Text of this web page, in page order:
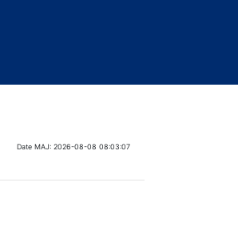
Date MAJ: 2026-08-08 08:03:07